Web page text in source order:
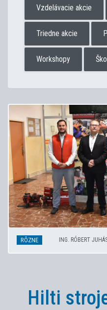
Vzdelávacie akcie
Triedne akcie
Workshopy
RÔZNE ING. RÓBERT
Hilti